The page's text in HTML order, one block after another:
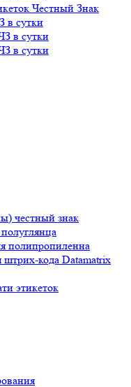
Честный Знак
в сутки
в сутки
в сутки
честный знак
полипропиленна
кода Datamatrix
этикеток